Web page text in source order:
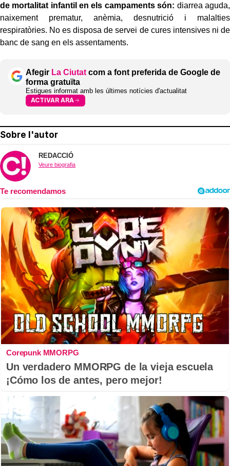
de mortalitat infantil en els campaments són: diarrea aguda,
naixement prematur, anèmia, desnutrició i malalties
respiratòries. No es disposa de servei de cures intensives ni de
banc de sang en els assentaments.
Afegir La Ciutat com a font preferida de Google de
forma gratuïta
Estigues informat amb les últimes notícies d'actualitat
ACTIVAR ARA
Sobre l'autor
REDACCIÓ
Veure biografia
Corepunk MMORPG
Un verdadero MMORPG de la vieja escuela
¡Cómo los de antes, pero mejor!